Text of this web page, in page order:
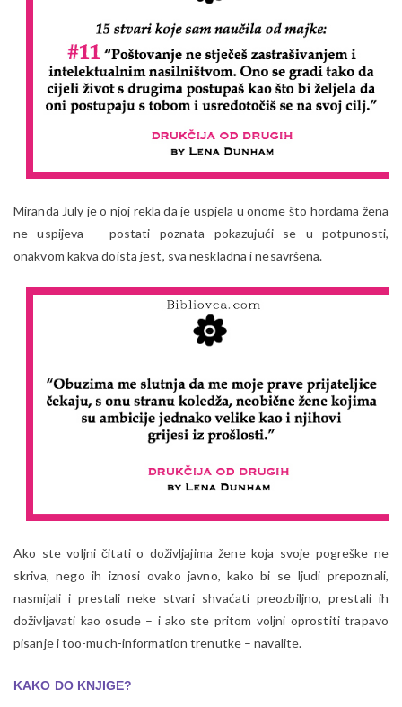
Miranda July je o njoj rekla da je uspjela u onome što hordama žena
ne uspijeva – postati poznata pokazujući se u potpunosti,
onakvom kakva doista jest, sva neskladna i nesavršena.
Ako ste voljni čitati o doživljajima žene koja svoje pogreške ne
skriva, nego ih iznosi ovako javno, kako bi se ljudi prepoznali,
nasmijali i prestali neke stvari shvaćati preozbiljno, prestali ih
doživljavati kao osude – i ako ste pritom voljni oprostiti trapavo
pisanje i too-much-information trenutke – navalite.
KAKO DO KNJIGE?